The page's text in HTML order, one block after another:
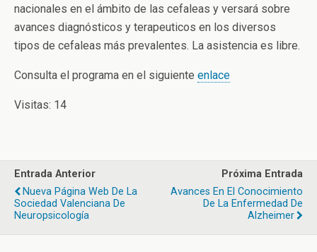
nacionales en el ámbito de las cefaleas y versará sobre
avances diagnósticos y terapeuticos en los diversos
tipos de cefaleas más prevalentes. La asistencia es libre.
Consulta el programa en el siguiente enlace
Visitas: 14
Entrada Anterior
Nueva Página Web De La
Sociedad Valenciana De
Neuropsicología
Próxima Entrada
Avances En El Conocimiento
De La Enfermedad De
Alzheimer